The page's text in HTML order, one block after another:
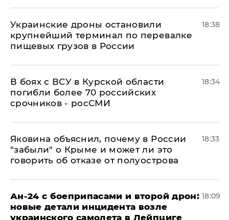
Украинские дроны остановили
крупнейший терминал по перевалке
пищевых грузов в России
18:38
В боях с ВСУ в Курской области
погибли более 70 российских
срочников - росСМИ
18:34
Яковина объяснил, почему в России
"забыли" о Крыме и может ли это
говорить об отказе от полуострова
18:33
Ан-24 с боеприпасами и второй дрон:
новые детали инцидента возле
украинского самолета в Лейпциге
18:09